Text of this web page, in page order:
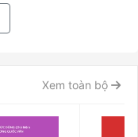
Xem toàn bộ